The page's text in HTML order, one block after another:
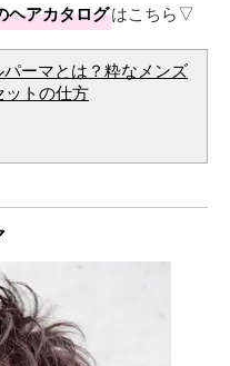
ヘアカタログはこちら▽
ーマとは？粋なメンズ
ットの仕方